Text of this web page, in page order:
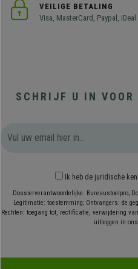
VEILIGE BETALING
Visa, MasterCard, Paypal, iDeal
SCHRIJF U IN VOOR
Ik heb de juridische
Dossierverantwoordelijke: Bureaustoelpro;
Legitimatie: toestemming; Ontvangers: de
Rechten: toegang tot, rectificatie, verwijdering
uitleggen in